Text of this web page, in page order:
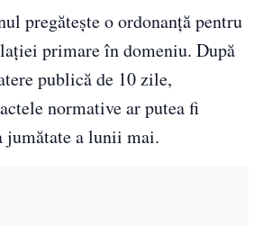
pregătește o ordonanță pentru
primare în domeniu. După
publică de 10 zile,
normative ar putea fi
jumătate a lunii mai.